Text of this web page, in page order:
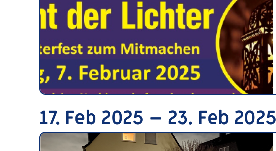
17. Feb 2025 – 23. Feb 2025